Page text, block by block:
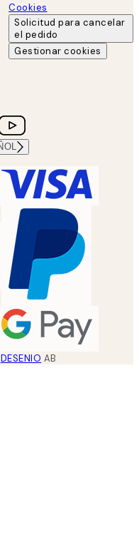
Cookies
Solicitud para cancelar
el pedido
Gestionar cookies
DESENIO AB